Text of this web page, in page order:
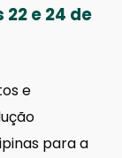
e 24 de
e
para a